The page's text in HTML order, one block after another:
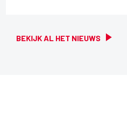
BEKIJK AL HET NIEUWS